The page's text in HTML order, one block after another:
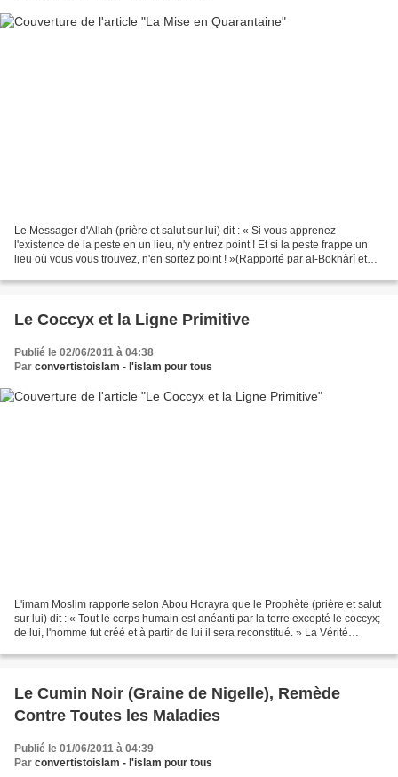
Le Messager d'Allah (prière et salut sur lui) dit : « Si vous apprenez
l'existence de la peste en un lieu, n'y entrez point ! Et si la peste frappe un
lieu où vous vous trouvez, n'en sortez point ! »(Rapporté par al-Bokhârî et
Le Coccyx et la Ligne Primitive
Publié le 02/06/2011 à 04:38
Par convertistoislam - l'islam pour tous
L'imam Moslim rapporte selon Abou Horayra que le Prophète (prière et salut
sur lui) dit : « Tout le corps humain est anéanti par la terre excepté le coccyx;
de lui, l'homme fut créé et à partir de lui il sera reconstitué. » La Vérité
Le Cumin Noir (Graine de Nigelle), Remède
Contre Toutes les Maladies
Publié le 01/06/2011 à 04:39
Par convertistoislam - l'islam pour tous